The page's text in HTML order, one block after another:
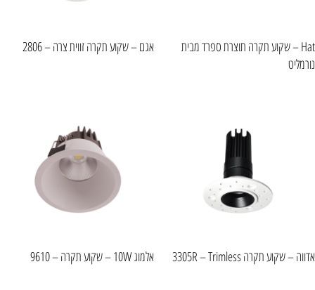
Hat – שקוע תקרה תוצרת ספרד מבית
נורמליט
אגם – שקוע תקרה זווית צרה – 2806
אדווה – שקוע תקרה 3305R – Trimless אלמוג 10W – שקוע תקרה – 9610